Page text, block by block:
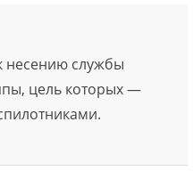
несению службы
цель которых —